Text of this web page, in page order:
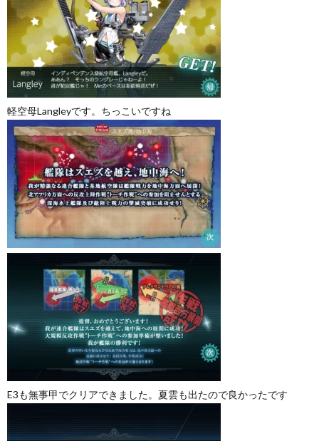
軽空母Langleyです。ちっこいですね
E3も無事甲でクリアできました。夏雲も出たので良かったです